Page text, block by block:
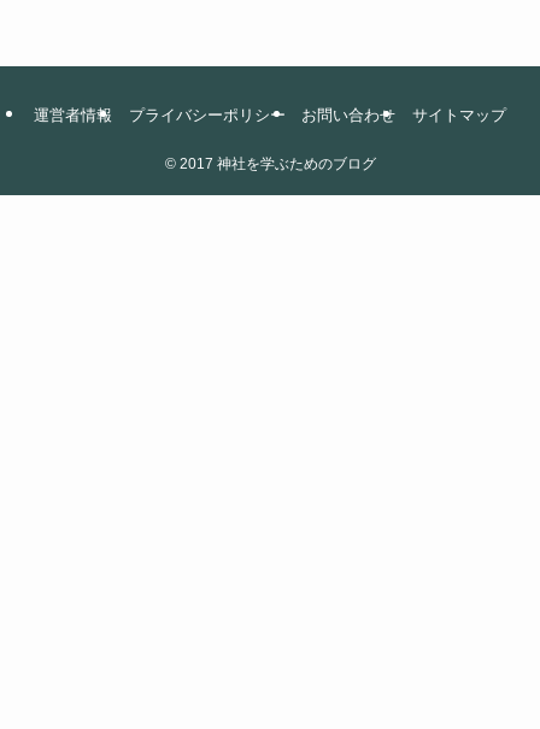
運営者情報 プライバシーポリシー お問い合わせ サイトマップ
© 2017 神社を学ぶためのブログ